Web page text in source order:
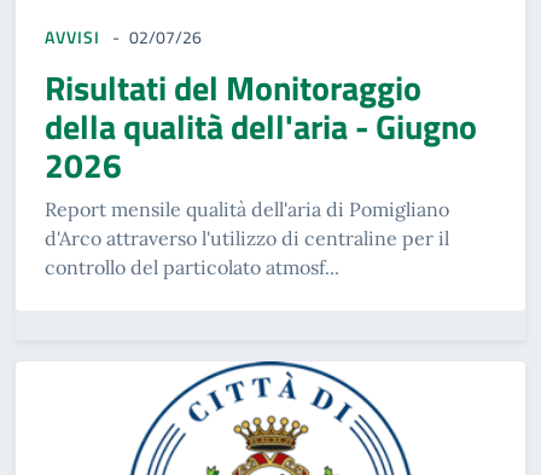
AVVISI 02/07/26
Risultati del Monitoraggio
della qualità dell'aria - Giugno
2026
Report mensile qualità dell'aria di Pomigliano
d'Arco attraverso l'utilizzo di centraline per il
controllo del particolato atmosf...